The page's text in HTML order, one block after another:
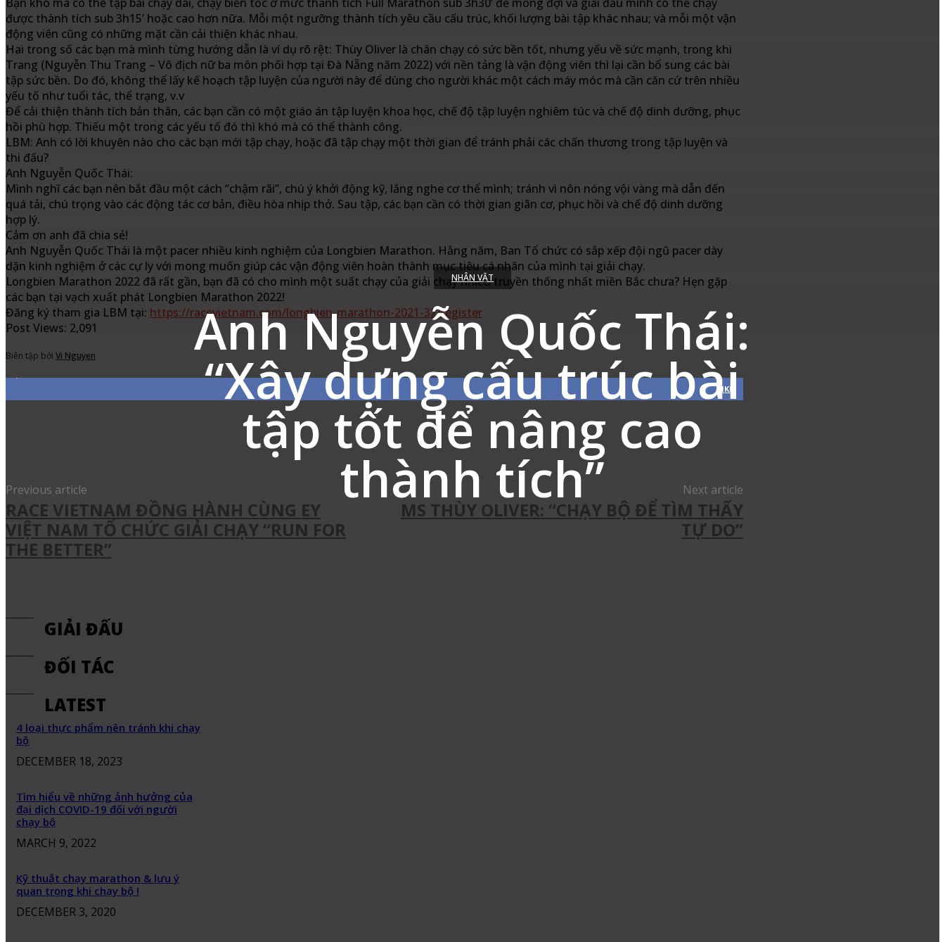
NHÂN VẬT
Anh Nguyễn Quốc Thái:
“Xây dựng cấu trúc bài
tập tốt để nâng cao
thành tích”
Bạn khó mà có thể tập bài chạy dài, chạy biến tốc ở mức thành tích Full Marathon sub 3h30’ để mong đợi và giải đấu mình có thể chạy
được thành tích sub 3h15’ hoặc cao hơn nữa. Mỗi một ngưỡng thành tích yêu cầu cấu trúc, khối lượng bài tập khác nhau; và mỗi một vận
động viên cũng có những mặt cần cải thiện khác nhau.
Hai trong số các bạn mà mình từng hướng dẫn là ví dụ rõ rệt: Thùy Oliver là chân chạy có sức bền tốt, nhưng yếu về sức mạnh, trong khi
Trang (Nguyễn Thu Trang – Vô địch nữ ba môn phối hợp tại Đà Nẵng năm 2022) với nền tảng là vận động viên thì lại cần bổ sung các bài
tập sức bền. Do đó, không thể lấy kế hoạch tập luyện của người này để dùng cho người khác một cách máy móc mà cần căn cứ trên nhiều
yếu tố như tuổi tác, thể trạng, v.v
Để cải thiện thành tích bản thân, các bạn cần có một giáo án tập luyện khoa học, chế độ tập luyện nghiêm túc và chế độ dinh dưỡng, phục
hồi phù hợp. Thiếu một trong các yếu tố đó thì khó mà có thể thành công.
LBM: Anh có lời khuyên nào cho các bạn mới tập chạy, hoặc đã tập chạy một thời gian để tránh phải các chấn thương trong tập luyện và
thi đấu?
Anh Nguyễn Quốc Thái:
Mình nghĩ các bạn nên bắt đầu một cách “chậm rãi”, chú ý khởi động kỹ, lắng nghe cơ thể mình; tránh vì nôn nóng vội vàng mà dẫn đến
quá tải, chú trọng vào các động tác cơ bản, điều hòa nhịp thở. Sau tập, các bạn cần có thời gian giãn cơ, phục hồi và chế độ dinh dưỡng
hợp lý.
Cảm ơn anh đã chia sẻ!
Anh Nguyễn Quốc Thái là một pacer nhiều kinh nghiệm của Longbien Marathon. Hằng năm, Ban Tổ chức có sắp xếp đội ngũ pacer dày
dặn kinh nghiệm ở các cự ly với mong muốn giúp các vận động viên hoàn thành mục tiêu cá nhân của mình tại giải chạy.
Longbien Marathon 2022 đã rất gần, bạn đã có cho mình một suất chạy của giải chạy nhiều truyền thống nhất miền Bắc chưa? Hẹn gặp
các bạn tại vạch xuất phát Longbien Marathon 2022!
Đăng ký tham gia LBM tại: https://racevietnam.com/longbien-marathon-2021-32/register
Post Views: 2,091
Biên tập bởi Vi Nguyen
LIKE
Pinterest WhatsApp Linkedin
Previous article
RACE VIETNAM ĐỒNG HÀNH CÙNG EY
VIỆT NAM TỔ CHỨC GIẢI CHẠY “RUN FOR
THE BETTER”
Next article
MS THÙY OLIVER: “CHẠY BỘ ĐỂ TÌM THẤY
TỰ DO”
GIẢI ĐẤU
ĐỐI TÁC
LATEST
4 loại thực phẩm nên tránh khi chạy
bộ
DECEMBER 18, 2023
Tìm hiểu về những ảnh hưởng của
đại dịch COVID-19 đối với người
chạy bộ
MARCH 9, 2022
Kỹ thuật chạy marathon & lưu ý
quan trọng khi chạy bộ !
DECEMBER 3, 2020